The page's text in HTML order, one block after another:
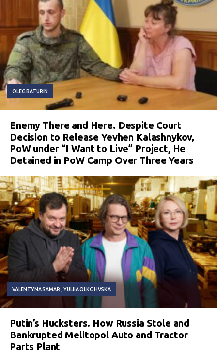
OLEG BATURIN
Enemy There and Here. Despite Court
Decision to Release Yevhen Kalashnykov,
PoW under “I Want to Live” Project, He
Detained in PoW Camp Over Three Years
VALENTYNA SAMAR YULIIA OLKOHVSKA
Putin’s Hucksters. How Russia Stole and
Bankrupted Melitopol Auto and Tractor
Parts Plant